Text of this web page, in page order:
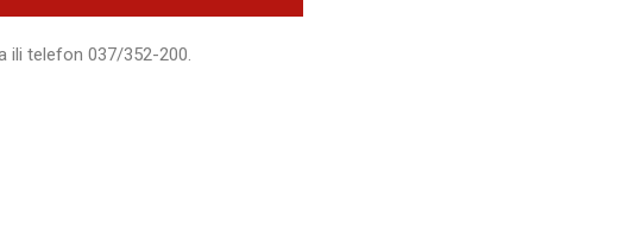
ili telefon 037/352-200.